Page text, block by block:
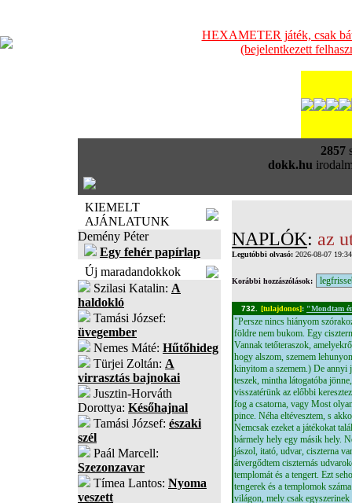
HEXAMETER játék, csak
(bejelentkezett
2857
dokk.hu
KIEMELT
AJÁNLATUNK
Demény Péter
Egy fehér papírlap
Új maradandokkok
Szilasi Katalin: A
haldokló
Tamási József:
üvegember
Nemes Máté: Hűtőhideg
Türjei Zoltán: A
virrasztás bajnokai
Jusztin-Horváth
Dorottya: Későhajnal
Tamási József: északi
szél
Paál Marcell:
Szezonzavar
Tímea Lantos: Nyoma
veszett
NAPLÓK: az
Legutóbbi olvasó: 2026-08-07
Korábbi hozzászólások:
732. [tulajdonos]: "Mondtam
"Persze nincs hiányom
földre nem bukom. Egy
Vannak tetőteraszok,
hogy alszom, szemem
kinyitom a szemem.) De annyi
teszek, mintha látogatóba
visszatérünk az előbbi
fog a csatorna, vagy Most
pince. Néha eltévesztem, s
Nemcsak ezeket a játékokat
bármely hely egy másik hely.
jászol, itató, udvar, ciszterna
átvergődtem ciszternás
templomát és a tengert. Ezt
tengerek és a templomok
világon, mely csak